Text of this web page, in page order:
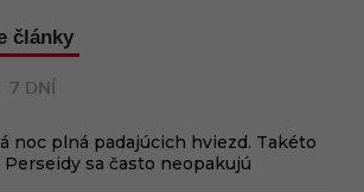
články
7 DNÍ
noc plná padajúcich hviezd. Takéto
sa často neopakujú